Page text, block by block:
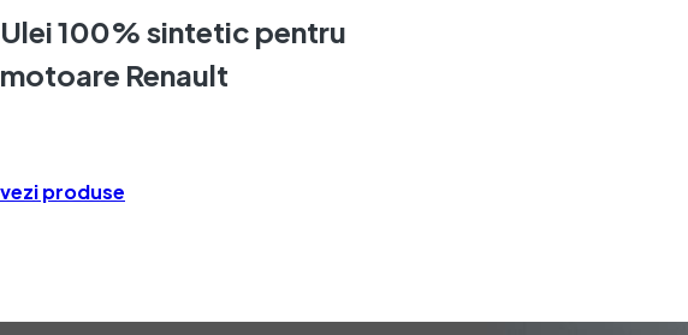
Ulei 100% sintetic pentru
motoare Renault
vezi produse